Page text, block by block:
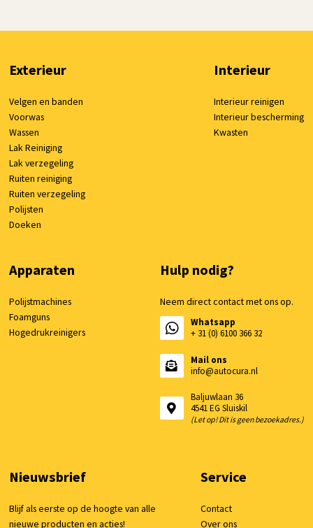
Exterieur
Velgen en banden
Voorwas
Wassen
Lak Reiniging
Lak verzegeling
Ruiten reiniging
Ruiten verzegeling
Polijsten
Doeken
Interieur
Interieur reinigen
Interieur bescherming
Kwasten
Apparaten
Polijstmachines
Foamguns
Hogedrukreinigers
Hulp nodig?
Neem direct contact met ons op.
Whatsapp
+ 31 (0) 6100 366 32
Mail ons
info@autocura.nl
Baljuwlaan 36
4541 EG Sluiskil
(Let op! Dit is geen bezoekadres.)
Nieuwsbrief
Blijf als eerste op de hoogte van alle
nieuwe producten en acties!
Service
Contact
Over ons